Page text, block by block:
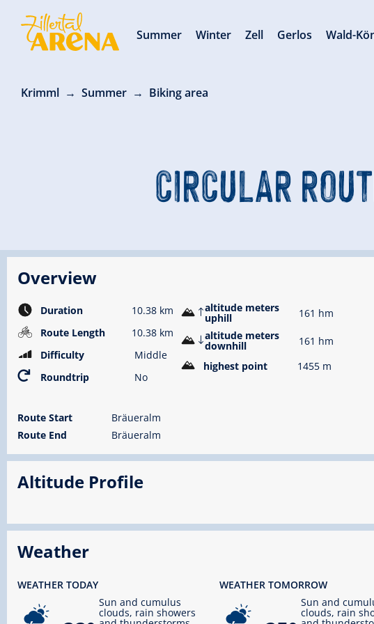
Krimml Summer Biking area
CIRCULAR
Overview
Duration
10.38 km
Route Length
10.38 km
Difficulty
Middle
Roundtrip
No
altitude meters
uphill
161 hm
altitude meters
downhill
161 hm
highest point
1455 m
Route Start
Bräueralm
Route End
Bräueralm
Altitude Profile
Weather
WEATHER TODAY
Sun and cumulus
clouds, rain showers
WEATHER TOMORROW
Sun and
clouds, rain
Summer Winter Zell Gerlos Wald-